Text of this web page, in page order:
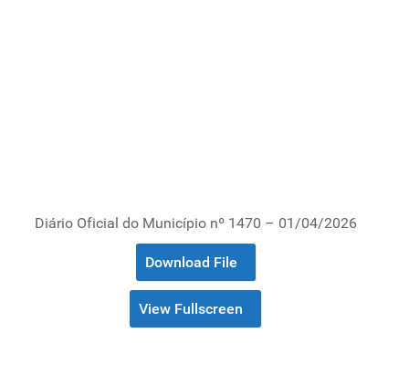
Diário Oficial do Município nº 1470 – 01/04/2026
Download File
View Fullscreen